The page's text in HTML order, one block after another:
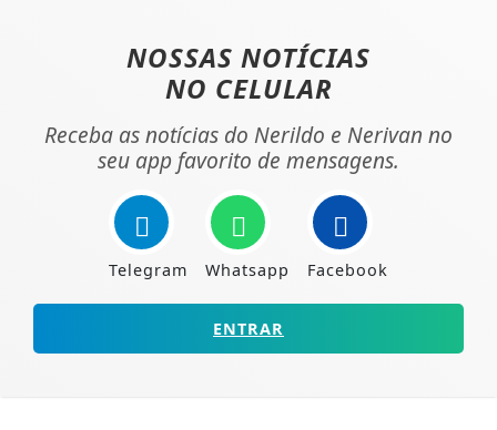
NOSSAS NOTÍCIAS
NO CELULAR
Receba as notícias do Nerildo e Nerivan no
seu app favorito de mensagens.
Telegram Whatsapp Facebook
ENTRAR